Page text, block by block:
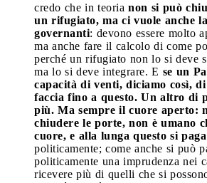
credo che in teoria non si può
un rifugiato, ma ci vuole anche
governanti: devono essere molto
ma anche fare il calcolo di come
perché un rifugiato non lo si deve
ma lo si deve integrare. E se un
capacità di venti, diciamo così,
faccia fino a questo. Un altro di
più. Ma sempre il cuore aperto:
chiudere le porte, non è umano
cuore, e alla lunga questo si paga
politicamente; come anche si può
politicamente una imprudenza nei
ricevere più di quelli che si